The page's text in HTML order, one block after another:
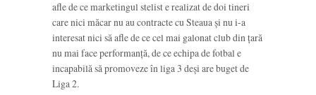
afle de ce marketingul stelist e realizat de doi tineri
care nici măcar nu au contracte cu Steaua și nu i-a
interesat nici să afle de ce cel mai galonat club din țară
nu mai face performanță, de ce echipa de fotbal e
incapabilă să promoveze în liga 3 deși are buget de
Liga 2.